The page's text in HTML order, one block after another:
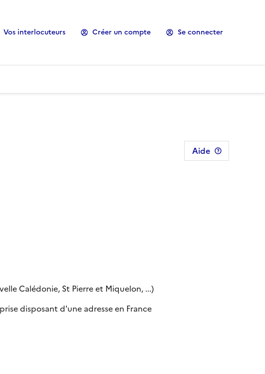
Vos interlocuteurs Créer un compte Se connecter
Aide
Calédonie, St Pierre et Miquelon, ...)
disposant d'une adresse en France